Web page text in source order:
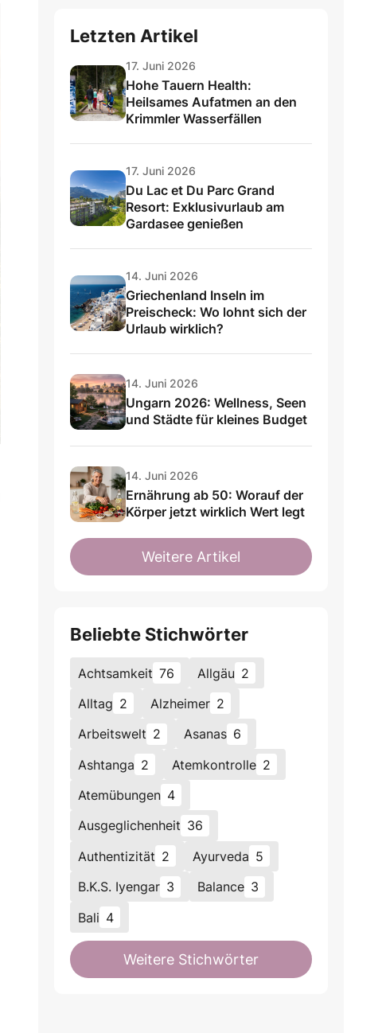
Letzten Artikel
17. Juni 2026
Hohe Tauern Health:
Heilsames Aufatmen an den
Krimmler Wasserfällen
17. Juni 2026
Du Lac et Du Parc Grand
Resort: Exklusivurlaub am
Gardasee genießen
14. Juni 2026
Griechenland Inseln im
Preischeck: Wo lohnt sich der
Urlaub wirklich?
14. Juni 2026
Ungarn 2026: Wellness, Seen
und Städte für kleines Budget
14. Juni 2026
Ernährung ab 50: Worauf der
Körper jetzt wirklich Wert legt
Weitere Artikel
Beliebte Stichwörter
Achtsamkeit 76 Allgäu 2
Alltag 2 Alzheimer 2
Arbeitswelt 2 Asanas 6
Ashtanga 2 Atemkontrolle 2
Atemübungen 4
Ausgeglichenheit 36
Authentizität 2 Ayurveda 5
B.K.S. Iyengar 3 Balance 3
Bali 4
Weitere Stichwörter